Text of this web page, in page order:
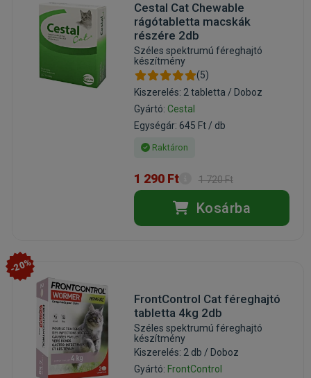
Cestal Cat Chewable
rágótabletta macskák
részére 2db
Széles spektrumú féreghajtó
készítmény
(5)
Kiszerelés: 2 tabletta / Doboz
Gyártó: Cestal
Egységár: 645 Ft / db
Raktáron
1 290 Ft 1 720 Ft
Kosárba
-20%
FrontControl Cat féreghajtó
tabletta 4kg 2db
Széles spektrumú féreghajtó
készítmény
Kiszerelés: 2 db / Doboz
Gyártó: FrontControl